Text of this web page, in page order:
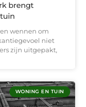
brengt
wennen om
niet
zijn uitgepakt,
WONING EN TUIN